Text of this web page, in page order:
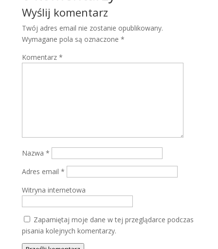
Wyślij komentarz
Twój adres email nie zostanie opublikowany.
Wymagane pola są oznaczone *
Komentarz *
Nazwa *
Adres email *
Witryna internetowa
Zapamiętaj moje dane w tej przeglądarce podczas
pisania kolejnych komentarzy.